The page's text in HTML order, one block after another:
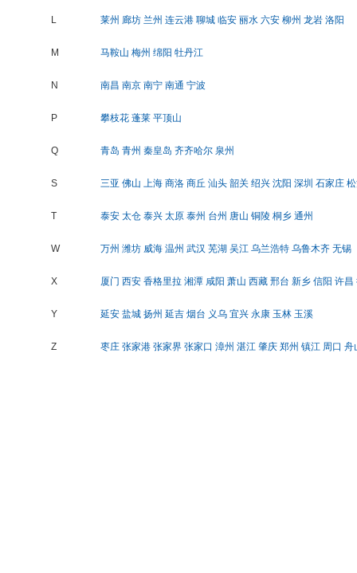
L 莱州 廊坊 兰州 连云港 聊城 临安 丽水 六安 柳州 龙岩 洛阳
M 马鞍山 梅州 绵阳 牡丹江
N 南昌 南京 南宁 南通 宁波
P 攀枝花 蓬莱 平顶山
Q 青岛 青州 秦皇岛 齐齐哈尔 泉州
S 三亚 佛山 上海 商洛 商丘 汕头 韶关 绍兴 沈阳 深圳 石家庄
T 泰安 太仓 泰兴 太原 泰州 台州 唐山 铜陵 桐乡 通州
W 万州 潍坊 威海 温州 武汉 芜湖 吴江 乌兰浩特 乌鲁木齐 无锡
X 厦门 西安 香格里拉 湘潭 咸阳 萧山 西藏 邢台 新乡 信阳 许昌
Y 延安 盐城 扬州 延吉 烟台 义乌 宜兴 永康 玉林 玉溪
Z 枣庄 张家港 张家界 张家口 漳州 湛江 肇庆 郑州 镇江 周口 舟